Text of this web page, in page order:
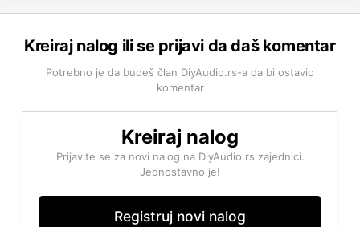
Kreiraj nalog ili se prijavi da daš komentar
Potrebno je da budeš član DiyAudio.rs-a da bi ostavio
komentar
Kreiraj nalog
Prijavite se za novi nalog na DiyAudio.rs zajednici.
Jednostavno je!
Registruj novi nalog